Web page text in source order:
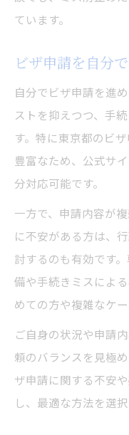
ています。
ビザ申請を自分
自分でビザ申請を進
ストを抑えつつ、手
す。特に東京都のビ
豊富なため、公式サ
分対応可能です。
一方で、申請内容が
に不安がある方は、
討するのも有効です
備や手続きミスによ
めての方や複雑なケ
ご自身の状況や申請
頼のバランスを見極
ザ申請に関する不安
し、最適な方法を選択